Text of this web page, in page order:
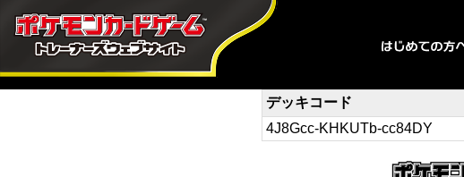
デッキコード
4J8Gcc-KHKUTb-cc84DY